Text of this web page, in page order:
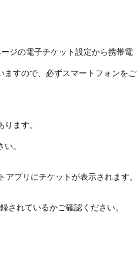
ジの電子チケット設定から携帯電
ますので、必ずスマートフォンをご
ます。
。
プリにチケットが表示されます。
されているかご確認ください。